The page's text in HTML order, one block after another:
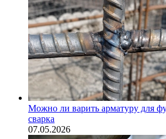
Можно ли варить арматуру для
сварка
07.05.2026